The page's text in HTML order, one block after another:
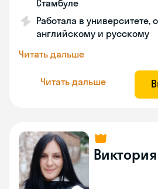
Стамбуле
Работала в университете,
английскому и русскому
Читать дальше
Читать дальше
Виктория